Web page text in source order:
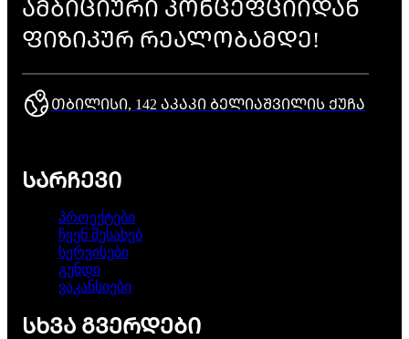
ᲐᲛᲑᲘᲪᲘᲣᲠᲘ ᲙᲝᲜᲪᲔᲤᲪᲘᲘᲓᲐᲜ
ᲤᲘᲖᲘᲙᲣᲠ ᲠᲔᲐᲚᲝᲑᲐᲛᲓᲔ!
ᲗᲑᲘᲚᲘᲡᲘ, 142 ᲐᲙᲐᲙᲘ ᲑᲔᲚᲘᲐᲨᲕᲘᲚᲘᲡ ᲥᲣᲩᲐ
ᲡᲐᲠᲩᲔᲕᲘ
პროექტები
ჩვენ შესახებ
სერვისები
გუნდი
ვაკანსიები
ᲡᲮᲕᲐ ᲒᲕᲔᲠᲓᲔᲑᲘ